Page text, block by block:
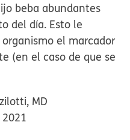
beba abundantes
del día. Esto le
el marcador
(en el caso de que se
MD